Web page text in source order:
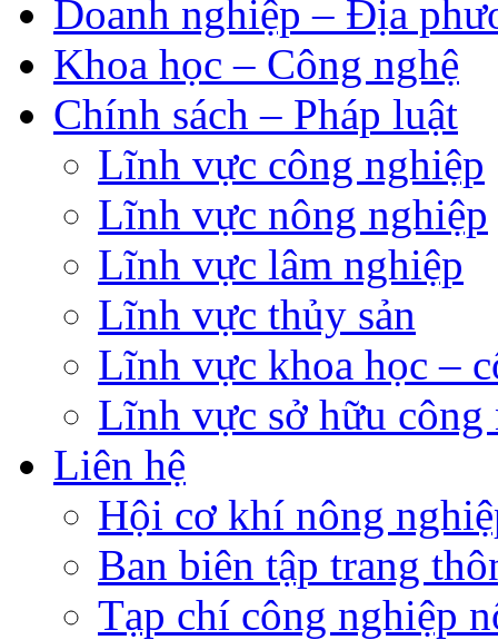
Doanh nghiệp – Địa
Khoa học – Công nghệ
Chính sách – Pháp luật
Lĩnh vực công nghiệp
Lĩnh vực nông nghiệp
Lĩnh vực lâm nghiệp
Lĩnh vực thủy sản
Lĩnh vực khoa học –
Lĩnh vực sở hữu công
Liên hệ
Hội cơ khí nông
Ban biên tập trang
Tạp chí công nghiệp